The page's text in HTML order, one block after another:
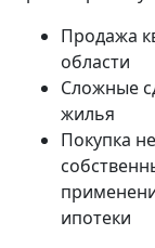
Продажа
области
Сложные
жилья
Покупка
ипотеки